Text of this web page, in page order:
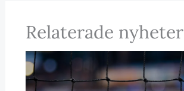
Relaterade nyheter